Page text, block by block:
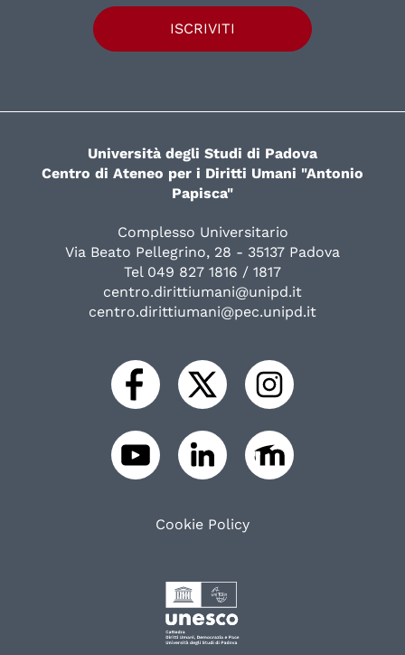
ISCRIVITI
Università degli Studi di Padova
Centro di Ateneo per i Diritti Umani "Antonio
Papisca"
Complesso Universitario
Via Beato Pellegrino, 28 - 35137 Padova
Tel 049 827 1816 / 1817
centro.dirittiumani@unipd.it
centro.dirittiumani@pec.unipd.it
Cookie Policy